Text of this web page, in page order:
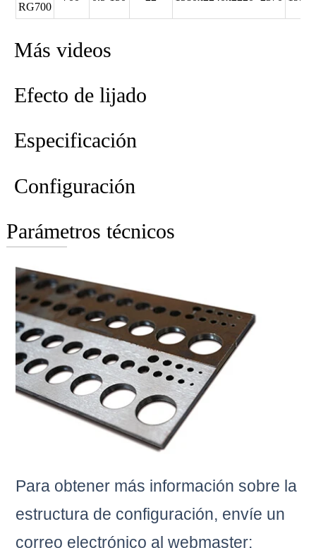
RG700
Más videos
Efecto de lijado
Especificación
Configuración
Parámetros técnicos
Para obtener más información sobre la
estructura de configuración, envíe un
correo electrónico al webmaster: